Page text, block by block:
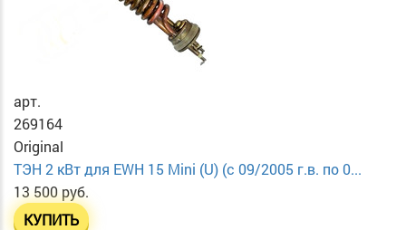
арт.
269164
Original
ТЭН 2 кВт для EWH 15 Mini (U) (с 09/2005 г.в. по 0...
13 500 руб.
КУПИТЬ